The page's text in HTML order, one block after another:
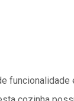
funcionalidade